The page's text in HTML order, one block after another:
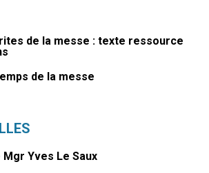
de la messe : texte ressource
de la messe
Yves Le Saux